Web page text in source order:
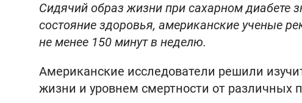
Сидячий образ жизни при сахарном диабете
состояние здоровья, американские ученые
не менее 150 минут в неделю.
Американские исследователи решили
жизни и уровнем смертности от различных